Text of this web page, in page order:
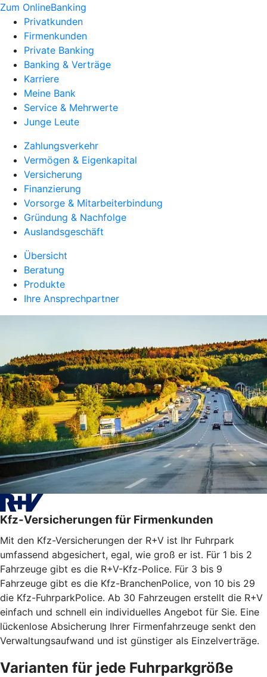
Zum OnlineBanking
Privatkunden
Firmenkunden
Private Banking
Banking & Verträge
Karriere
Meine Bank
Service & Mehrwerte
Junge Leute
Zahlungsverkehr
Vermögen & Eigenkapital
Versicherung
Finanzierung
Vorsorge & Mitarbeiterbindung
Gründung & Nachfolge
Auslandsgeschäft
Übersicht
Beratung
Produkte
Ihre Ansprechpartner
Kfz-Versicherungen für Firmenkunden
Mit den Kfz-Versicherungen der R+V ist Ihr Fuhrpark
umfassend abgesichert, egal, wie groß er ist. Für 1 bis 2
Fahrzeuge gibt es die R+V-Kfz-Police. Für 3 bis 9
Fahrzeuge gibt es die Kfz-BranchenPolice, von 10 bis 29
die Kfz-FuhrparkPolice. Ab 30 Fahrzeugen erstellt die R+V
einfach und schnell ein individuelles Angebot für Sie. Eine
lückenlose Absicherung Ihrer Firmenfahrzeuge senkt den
Verwaltungsaufwand und ist günstiger als Einzelverträge.
Varianten für jede Fuhrparkgröße